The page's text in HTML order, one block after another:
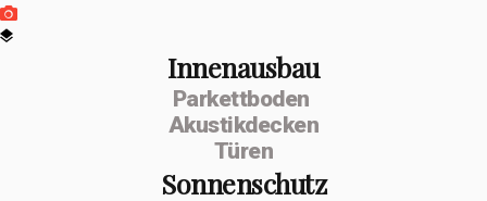
Innenausbau
Parkettboden
Akustikdecken
Türen
Sonnenschutz